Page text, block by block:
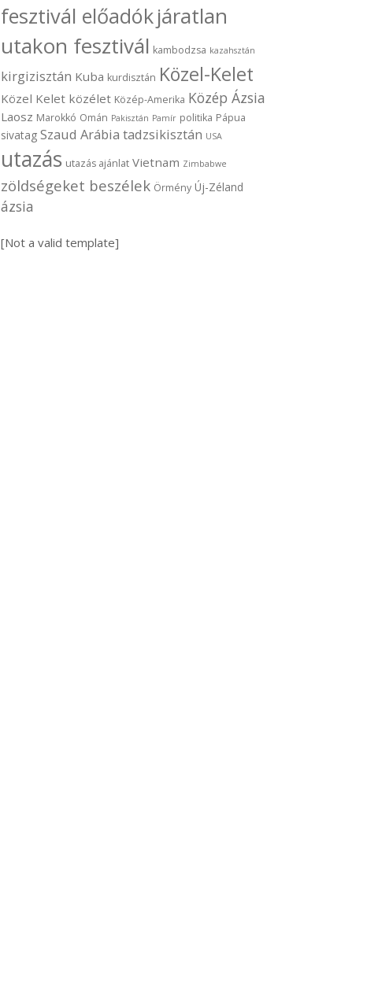
fesztivál előadókjáratlan
utakon fesztivál kambodzsa kazahsztán
kirgizisztán Kuba kurdisztán Közel-Kelet
Közel Kelet közélet Közép-Amerika Közép Ázsia
Laosz Marokkó Omán Pakisztán Pamír politika Pápua
sivatag Szaud Arábia tadzsikisztán USA
utazás utazás ajánlat Vietnam Zimbabwe
zöldségeket beszélek Örmény Új-Zéland
ázsia
[Not a valid template]